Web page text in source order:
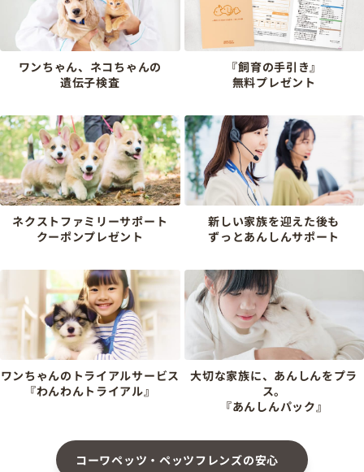
ワンちゃん、ネコちゃんの
遺伝子検査
『飼育の手引き』
無料プレゼント
ネクストファミリーサポート
クーポンプレゼント
新しい家族を迎えた後も
ずっとあんしんサポート
ワンちゃんのトライアルサービス
『わんわんトライアル』
大切な家族に、あんしんをプラ
ス。
『あんしんパック』
コーワペッツ・ペッツフレンズの安心